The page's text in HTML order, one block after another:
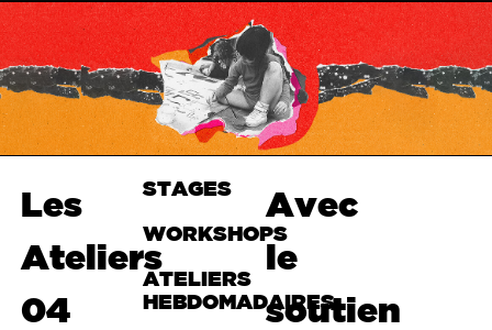
Les
Ateliers
04
STAGES
WORKSHOPS
ATELIERS
HEBDOMADAIRES
Avec
le
soutien